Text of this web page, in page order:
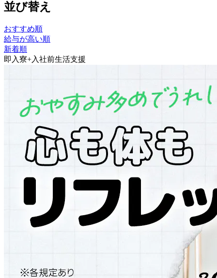
並び替え
おすすめ順
給与が高い順
新着順
即入寮+入社前生活支援